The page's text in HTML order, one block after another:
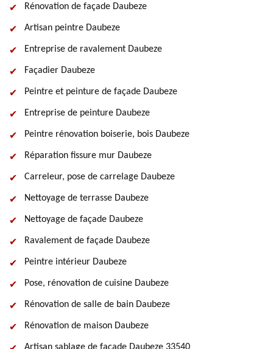
Rénovation de façade Daubeze
Artisan peintre Daubeze
Entreprise de ravalement Daubeze
Façadier Daubeze
Peintre et peinture de façade Daubeze
Entreprise de peinture Daubeze
Peintre rénovation boiserie, bois Daubeze
Réparation fissure mur Daubeze
Carreleur, pose de carrelage Daubeze
Nettoyage de terrasse Daubeze
Nettoyage de façade Daubeze
Ravalement de façade Daubeze
Peintre intérieur Daubeze
Pose, rénovation de cuisine Daubeze
Rénovation de salle de bain Daubeze
Rénovation de maison Daubeze